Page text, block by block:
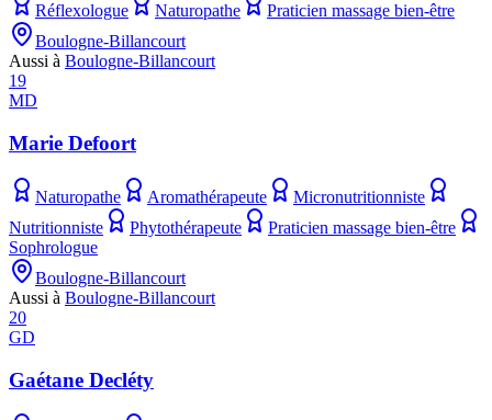
Réflexologue Naturopathe
Praticien massage bien-être
Boulogne-Billancourt
Aussi à Boulogne-Billancourt
19
MD
Marie Defoort
Naturopathe Aromathérapeute
Micronutritionniste
Nutritionniste
Phytothérapeute
Praticien massage bien-être
Sophrologue
Boulogne-Billancourt
Aussi à Boulogne-Billancourt
20
GD
Gaétane Decléty